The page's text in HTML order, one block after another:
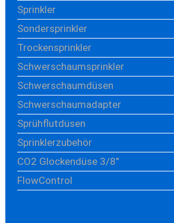
Sprinkler
Sondersprinkler
Trockensprinkler
Schwerschaumsprinkler
Schwerschaumdüsen
Schwerschaumadapter
Sprühflutdüsen
Sprinklerzubehör
CO2 Glockendüse 3/8"
FlowControl